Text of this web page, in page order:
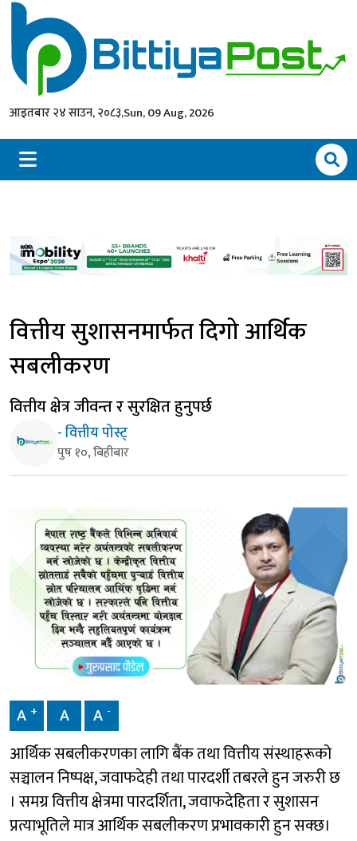
आइतबार २४ साउन, २०८३,Sun, 09 Aug, 2026
वित्तीय सुशासनमार्फत दिगो आर्थिक
सबलीकरण
वित्तीय क्षेत्र जीवन्त र सुरक्षित हुनुपर्छ
- वित्तीय पोस्ट्
पुष १०, बिहीबार
A + A A -
आर्थिक सबलीकरणका लागि बैंक तथा वित्तीय संस्थाहरूको
सञ्चालन निष्पक्ष, जवाफदेही तथा पारदर्शी तबरले हुन जरुरी छ
। समग्र वित्तीय क्षेत्रमा पारदर्शिता, जवाफदेहिता र सुशासन
प्रत्याभूतिले मात्र आर्थिक सबलीकरण प्रभावकारी हुन सक्छ।